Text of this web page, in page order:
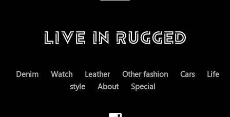
Denim Watch Leather Other fashion Cars
Life
style
About Special